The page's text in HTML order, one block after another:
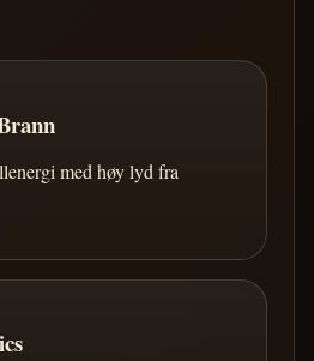
med høy lyd fra